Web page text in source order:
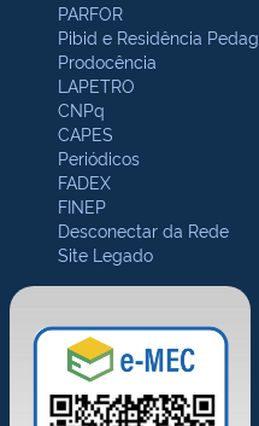
PARFOR
Pibid e Residência
Prodocência
LAPETRO
CNPq
CAPES
Periódicos
FADEX
FINEP
Desconectar da Rede
Site Legado